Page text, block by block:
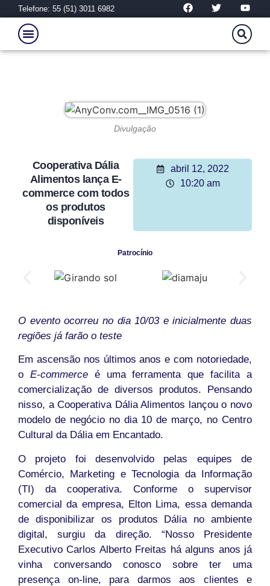
Telefone: 55 (51) 3011 6982
Divulgação
Cooperativa Dália
Alimentos lança E-
commerce com todos
os produtos
disponíveis
abril 12, 2022
10:20 am
Patrocínio
O evento ocorreu no dia 10/03 e inicialmente duas
regiões já farão o teste
Em ascensão nos últimos anos e com notoriedade,
o E-commerceé uma ferramenta que facilita a
comercialização de diversos produtos. Pensando
nisso, a Cooperativa Dália Alimentos lançou o novo
modelo de negócio no dia 10 de março, no Centro
Cultural da Dália em Encantado.
O projeto foi desenvolvido pelas equipes de
Comércio, Marketing e Tecnologia da Informação
(TI) da cooperativa. Conforme o supervisor
comercial da empresa, Elton Lima, essa demanda
de disponibilizar os produtos Dália no ambiente
digital, surgiu da direção. “Nosso Presidente
Executivo Carlos Alberto Freitas há alguns anos já
vinha conversando conosco sobre ter uma
presença on-line, para darmos aos clientes e